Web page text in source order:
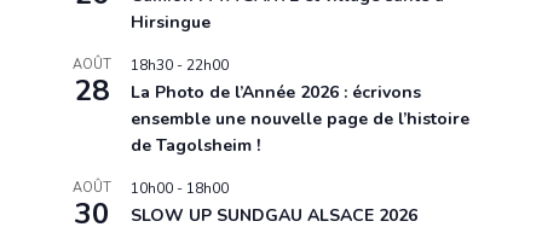
Hirsingue
AOÛT
28
18h30 -22h00
La Photo de l’Année 2026 : écrivons
ensemble une nouvelle page de l’histoire
de Tagolsheim !
AOÛT
30
10h00 - 18h00
SLOW UP SUNDGAU ALSACE 2026